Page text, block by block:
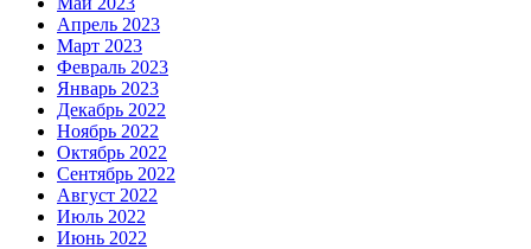
Апрель 2023
Март 2023
Февраль 2023
Январь 2023
Декабрь 2022
Ноябрь 2022
Октябрь 2022
Сентябрь 2022
Август 2022
Июль 2022
Июнь 2022